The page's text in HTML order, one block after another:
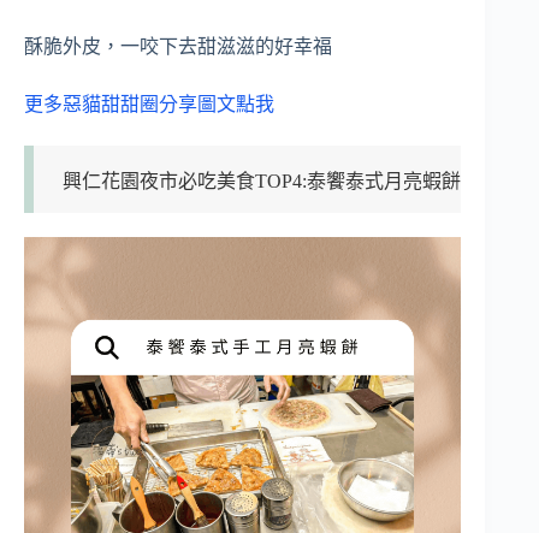
酥脆外皮，一咬下去甜滋滋的好幸福
更多惡貓甜甜圈分享圖文點我
興仁花園夜市必吃美食TOP4:泰饗泰式月亮蝦餅